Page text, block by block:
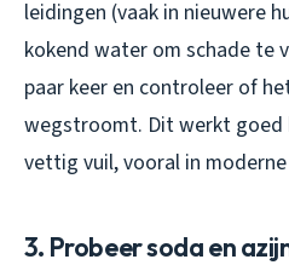
leidingen (vaak in nieuwere
kokend water om schade te
paar keer en controleer of
wegstroomt. Dit werkt goed
vettig vuil, vooral in
3. Probeer soda en